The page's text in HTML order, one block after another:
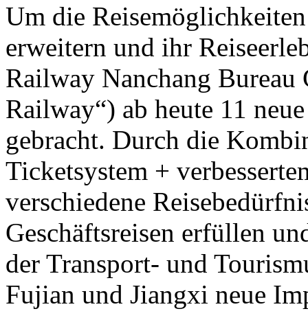
Um die
erweitern und ihr
Railway Nanchang
Railway“) ab heute 11
gebracht. Durch die
Ticketsystem +
verschiedene
Geschäftsreisen erfüllen
der Transport- und
Fujian und Jiangxi neue